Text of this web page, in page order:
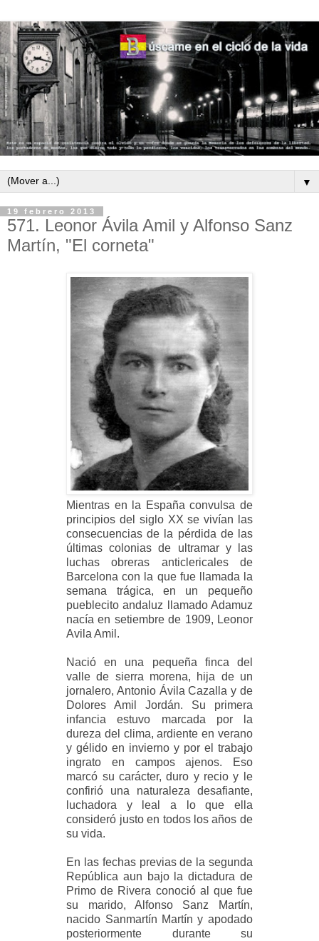
▼
19 febrero 2013
571. Leonor Ávila Amil y Alfonso Sanz
Martín, "El corneta"
Mientras en la España convulsa de
principios del siglo XX se vivían las
consecuencias de la pérdida de las
últimas colonias de ultramar y las
luchas obreras anticlericales de
Barcelona con la que fue llamada la
semana trágica, en un pequeño
pueblecito andaluz llamado Adamuz
nacía en setiembre de 1909, Leonor
Avila Amil.
Nació en una pequeña finca del
valle de sierra morena, hija de un
jornalero, Antonio Ávila Cazalla y de
Dolores Amil Jordán. Su primera
infancia estuvo marcada por la
dureza del clima, ardiente en verano
y gélido en invierno y por el trabajo
ingrato en campos ajenos. Eso
marcó su carácter, duro y recio y le
confirió una naturaleza desafiante,
luchadora y leal a lo que ella
consideró justo en todos los años de
su vida.
En las fechas previas de la segunda
República aun bajo la dictadura de
Primo de Rivera conoció al que fue
su marido, Alfonso Sanz Martín,
nacido Sanmartín Martín y apodado
posteriormente durante su